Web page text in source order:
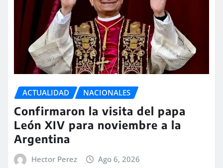
ACTUALIDAD NACIONALES
Confirmaron la visita del papa
León XIV para noviembre a la
Argentina
Hector Perez Ago 6, 2026